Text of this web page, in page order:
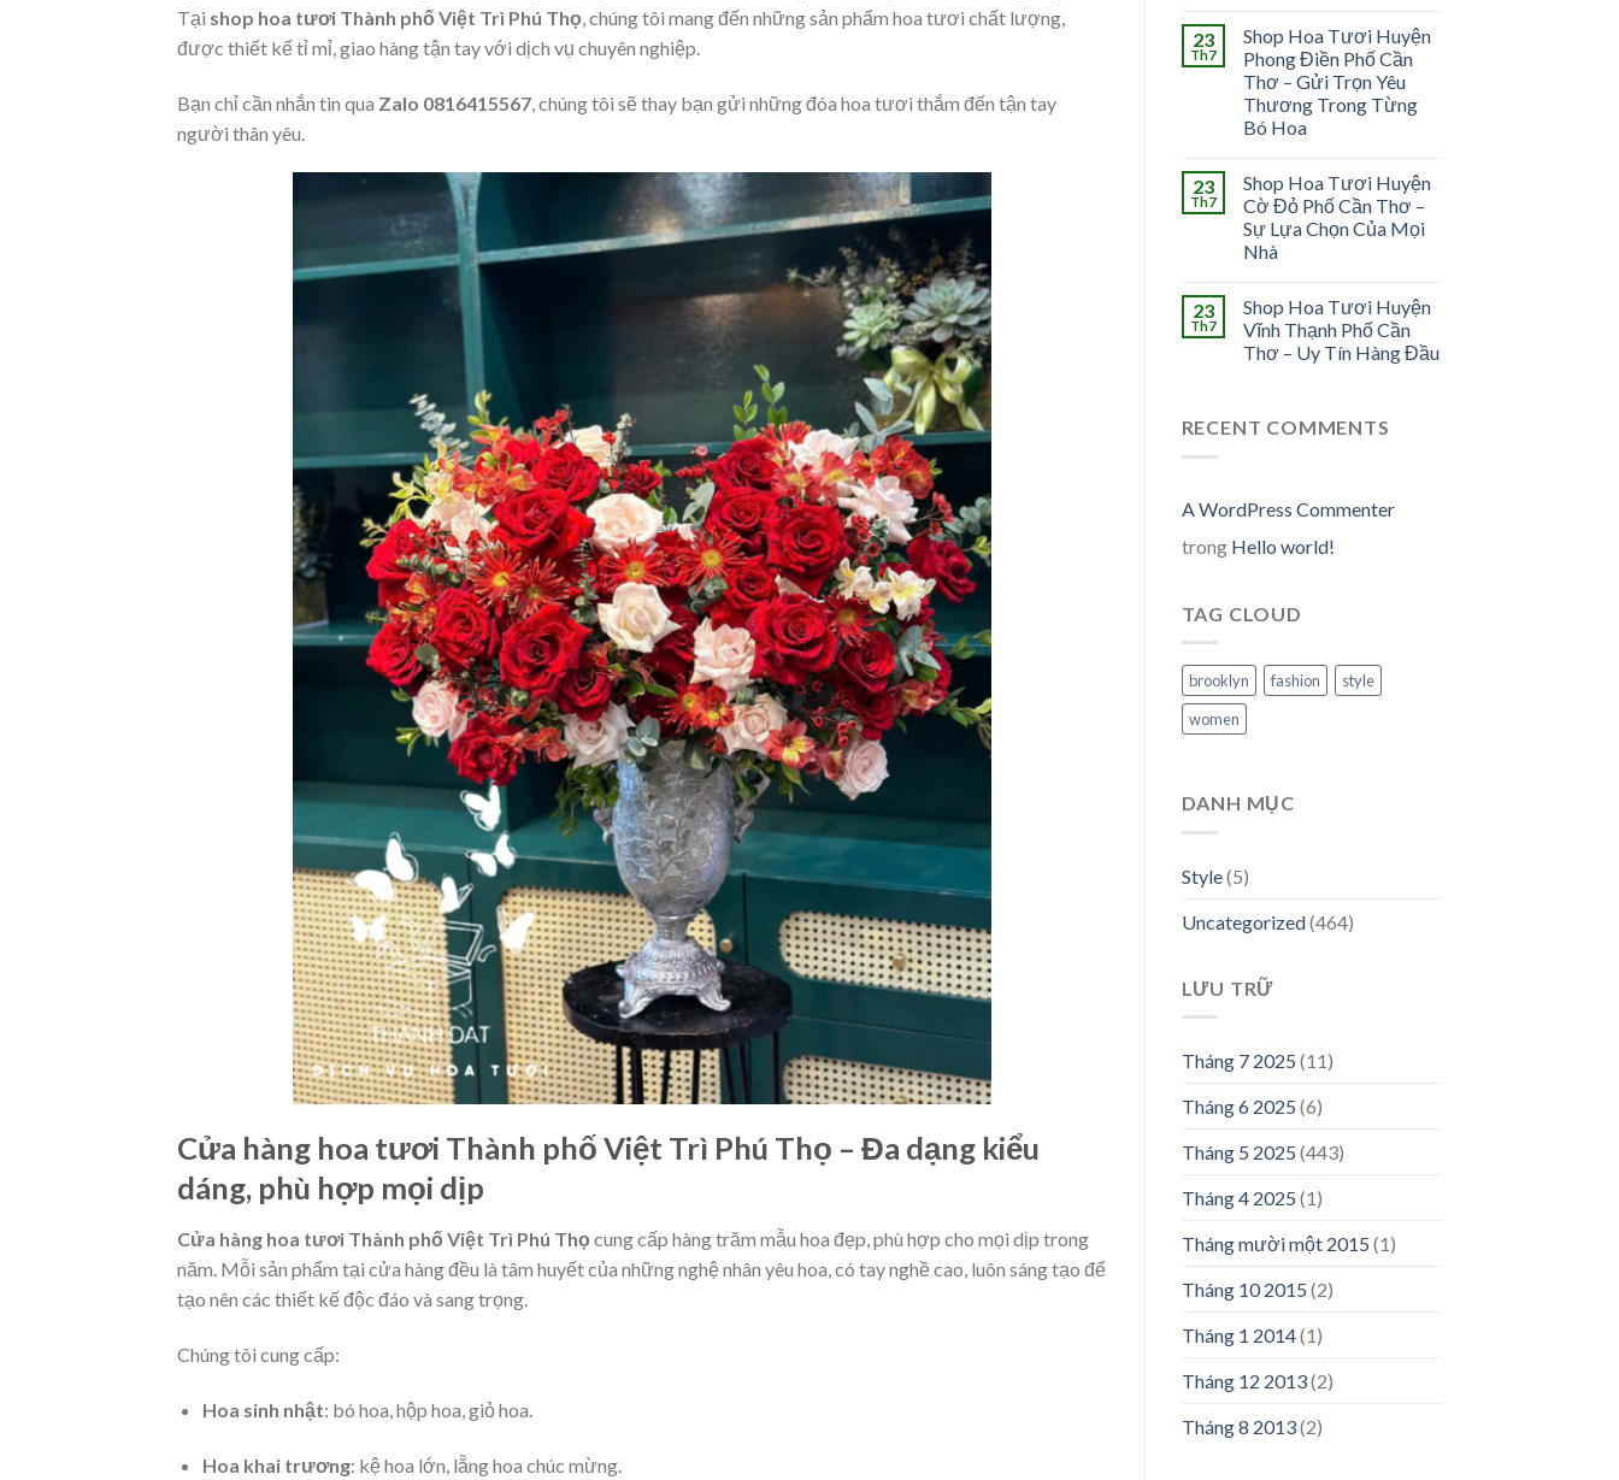
Tại shop hoa tươi Thành phố Việt Trì Phú Thọ , chúng tôi mang đến những sản phẩm hoa tươi chất lượng,
được thiết kế tỉ mỉ, giao hàng tận tay với dịch vụ chuyên nghiệp.
Bạn chỉ cần nhắn tin qua Zalo 0816415567 , chúng tôi sẽ thay bạn gửi những đóa hoa tươi thắm đến tận tay
người thân yêu.
Cửa hàng hoa tươi Thành phố Việt Trì Phú Thọ – Đa dạng kiểu
dáng, phù hợp mọi dịp
Cửa hàng hoa tươi Thành phố Việt Trì Phú Thọ cung cấp hàng trăm mẫu hoa đẹp, phù hợp cho mọi dịp trong
năm. Mỗi sản phẩm tại cửa hàng đều là tâm huyết của những nghệ nhân yêu hoa, có tay nghề cao, luôn sáng tạo để
tạo nên các thiết kế độc đáo và sang trọng.
Chúng tôi cung cấp:
Hoa sinh nhật: bó hoa, hộp hoa, giỏ hoa.
Hoa khai trương: kệ hoa lớn, lẵng hoa chúc mừng.
23
Th7
Shop Hoa Tươi Huyện
Phong Điền Phố Cần
Thơ – Gửi Trọn Yêu
Thương Trong Từng
Bó Hoa
23
Th7
Shop Hoa Tươi Huyện
Cờ Đỏ Phố Cần Thơ –
Sự Lựa Chọn Của Mọi
Nhà
23
Th7
Shop Hoa Tươi Huyện
Vĩnh Thạnh Phố Cần
Thơ – Uy Tín Hàng Đầu
RECENT COMMENTS
A WordPress Commenter
trong Hello world!
TAG CLOUD
brooklyn fashion
style
women
DANH MỤC
Style(5)
Uncategorized(464)
LƯU TRỮ
Tháng 7 2025 (11)
Tháng 6 2025 (6)
Tháng 5 2025 (443)
Tháng 4 2025 (1)
Tháng mười một 2015 (1)
Tháng 10 2015 (2)
Tháng 1 2014(1)
Tháng 12 2013(2)
Tháng 8 2013(2)